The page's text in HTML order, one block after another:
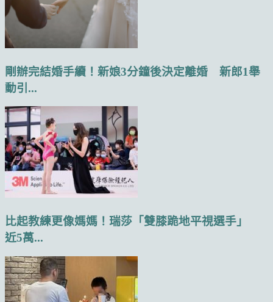
剛辦完結婚手續！新娘3分鐘後決定離婚 新郎1舉
動引...
比起教練更像媽媽！瑞莎「雙膝跪地平視選手」
近5萬...